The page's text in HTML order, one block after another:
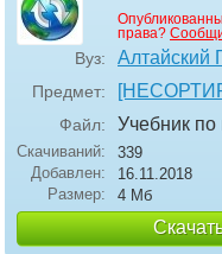
права?
Вуз: Алтайский
Предмет:
Файл: Учебник по
Скачиваний:
339
Добавлен:
16.11.2018
Размер:
4 Мб